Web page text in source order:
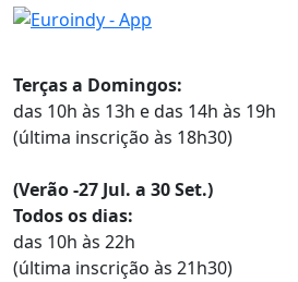
Terças a Domingos:
das 10h às 13h e das 14h às 19h
(última inscrição às 18h30)
(Verão -27 Jul. a 30 Set.)
Todos os dias:
das 10h às 22h
(última inscrição às 21h30)